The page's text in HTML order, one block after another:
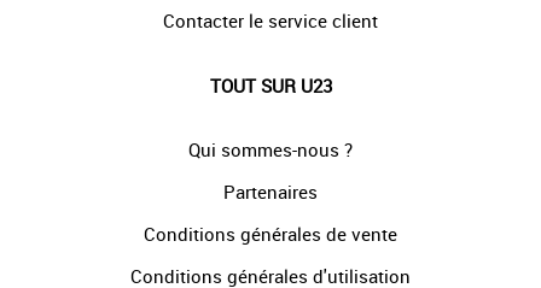
Contacter le service client
TOUT SUR U23
Qui sommes-nous ?
Partenaires
Conditions générales de vente
Conditions générales d'utilisation